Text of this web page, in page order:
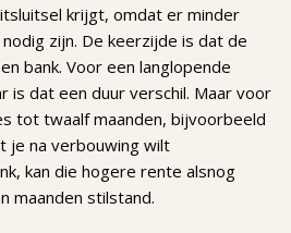
krijgt, omdat er minder
zijn. De keerzijde is dat de
bank. Voor een langlopende
is dat een duur verschil. Maar voor
tot twaalf maanden, bijvoorbeeld
je na verbouwing wilt
kan die hogere rente alsnog
maanden stilstand.